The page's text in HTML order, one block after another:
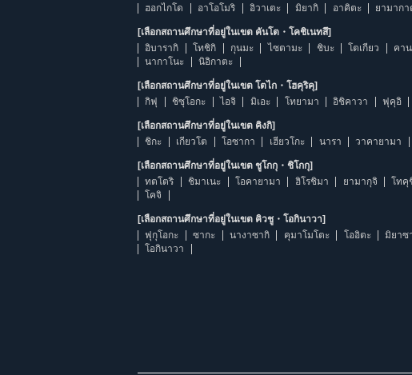
ฮอกไกโด
อาโอโมริ อิวาเตะ มิยากิ อาคิตะ ยามากา
[เลือกสถานศึกษาที่อยู่ในเขต คันโต・โคชิเนทสึ]
อิบารากิ
โทชิกิ กุนมะ ไซตามะ ชิบะ โตเกียว คา
นากาโนะ
นิอิกาตะ
[เลือกสถานศึกษาที่อยู่ในเขต โตไก・โฮคุริคุ]
กิฟุ
ชิซุโอกะ ไอจิ มิเอะ โทยามา อิชิคาวา ฟุคุอิ
[เลือกสถานศึกษาที่อยู่ในเขต คิงกิ]
ชิกะ
เกียวโต โอซากา เฮียวโกะ นารา วาคายามา
[เลือกสถานศึกษาที่อยู่ในเขต ชูโกกุ・ชิโกกุ]
ทตโตริ
ชิมาเนะ โอคายามา ฮิโรชิมา ยามากุจิ โทคุ
โคจิ
[เลือกสถานศึกษาที่อยู่ในเขต คิวชู・โอกินาวา]
ฟุกุโอกะ
ซากะ นางาซากิ คุมาโมโตะ โออิตะ มิยาซ
โอกินาวา